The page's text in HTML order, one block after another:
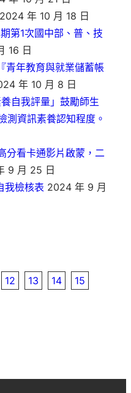
2024 年 10 月 18 日
第1次國中部、普、技
16 日
青年教育與就業儲蓄帳
年 10 月 8 日
自我評量」鼓勵師生
測資訊素養認知程度。
分看卡通影片啟蒙，二
9 月 25 日
我檢核表 2024 年 9 月
12 13 14
15